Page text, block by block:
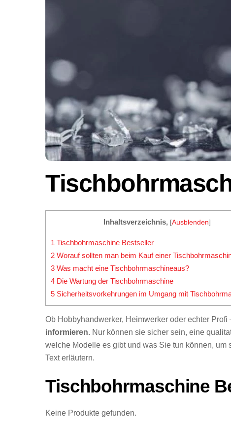
Inhaltsverzeichnis, [Ausblenden]
1 Tischbohrmaschine Bestseller
2 Worauf sollten man beim Kauf einer
3 Was macht eine Tischbohrmaschineaus?
4 Die Wartung der Tischbohrmaschine
5 Sicherheitsvorkehrungen im Umgang mit
Ob Hobbyhandwerker, Heimwerker oder echter
informieren. Nur können sie sicher sein, eine
welche Modelle es gibt und was Sie tun können,
Text erläutern.
Tischbohrmaschine
Keine Produkte gefunden.